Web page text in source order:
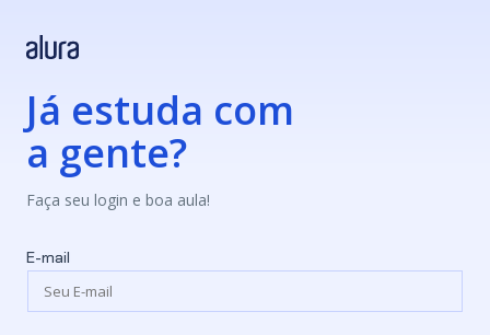
Já estuda com
a gente?
Faça seu login e boa aula!
E-mail